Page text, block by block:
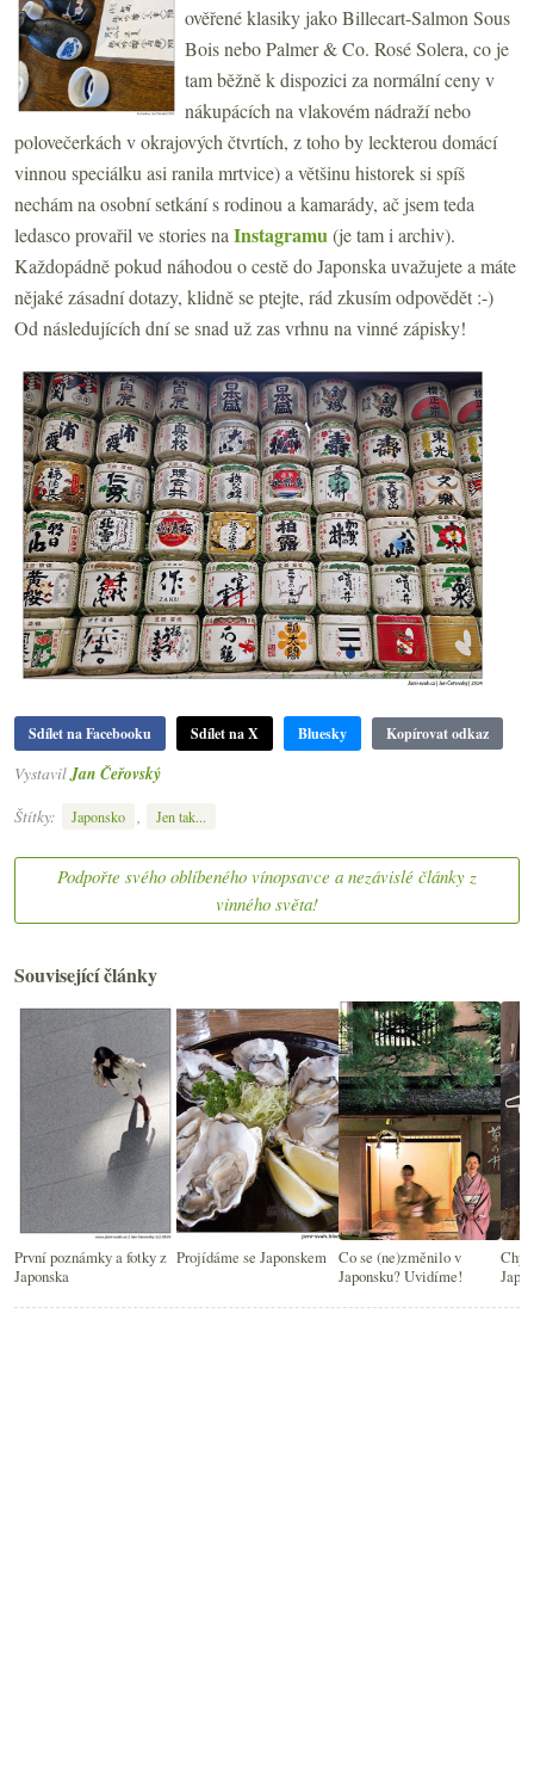
ověřené klasiky jako Billecart-Salmon Sous
Bois nebo Palmer & Co. Rosé Solera, co je
tam běžně k dispozici za normální ceny v
nákupácích na vlakovém nádraží nebo
polovečerkách v okrajových čtvrtích, z toho by leckterou domácí
vinnou speciálku asi ranila mrtvice) a většinu historek si spíš
nechám na osobní setkání s rodinou a kamarády, ač jsem teda
ledasco provařil ve stories na Instagramu(je tam i archiv).
Každopádně pokud náhodou o cestě do Japonska uvažujete a máte
nějaké zásadní dotazy, klidně se ptejte, rád zkusím odpovědět :-)
Od následujících dní se snad už zas vrhnu na vinné zápisky!
Sdílet na Facebooku Sdílet na X Bluesky Kopírovat odkaz
Vystavil Jan Čeřovský
Štítky:
Japonsko , Jen tak...
Podpořte svého oblíbeného vínopsavce a nezávislé články z
vinného světa!
Související články
První poznámky a fotky z
Japonska
Projídáme se Japonskem Co se (ne)změnilo v
Japonsku? Uvidíme!